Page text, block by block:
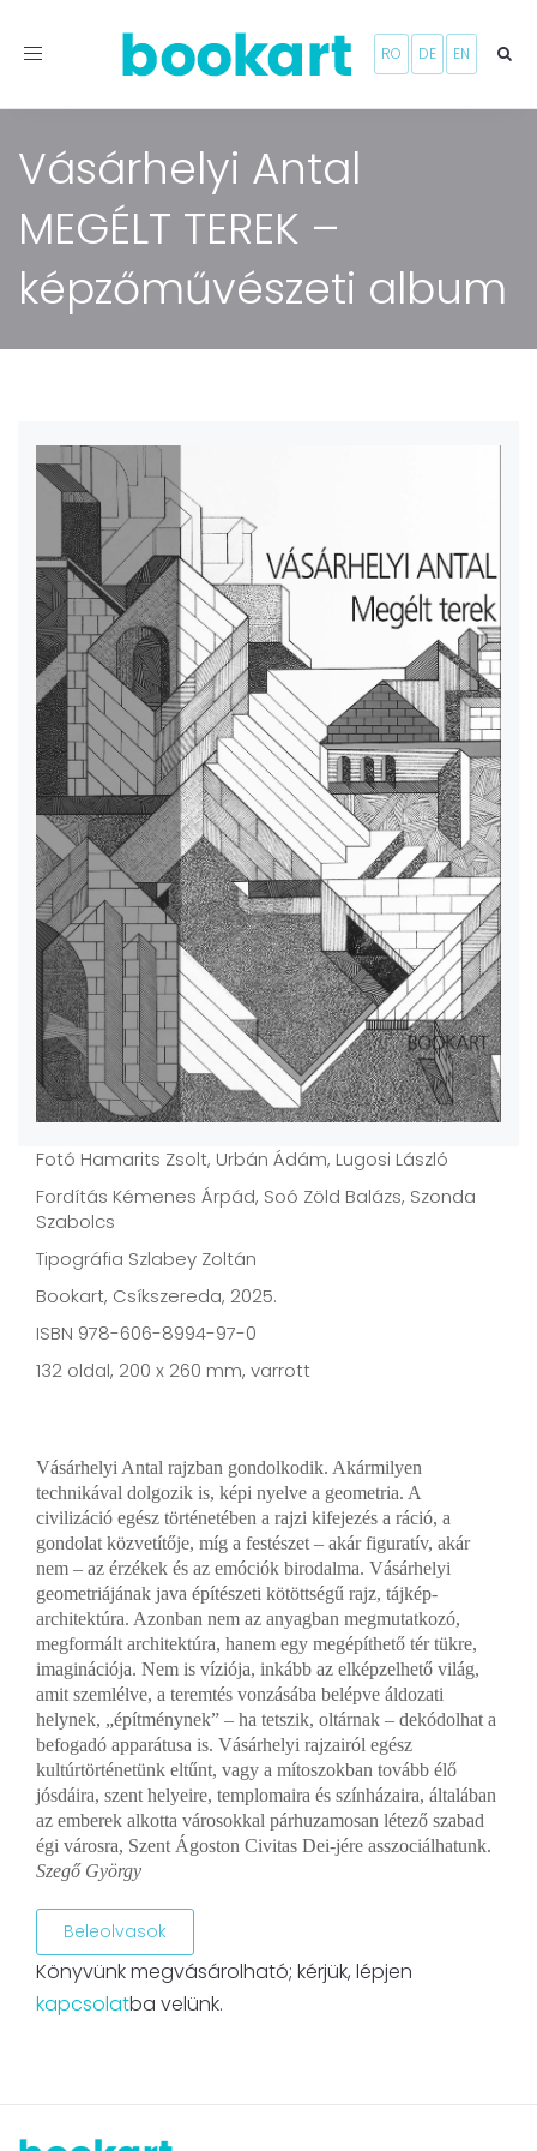
Toggle
RO DE EN
Vásárhelyi Antal
MEGÉLT TEREK –
képzőművészeti album
Fotó Hamarits Zsolt, Urbán Ádám, Lugosi László
Fordítás Kémenes Árpád, Soó Zöld Balázs, Szonda
Szabolcs
Tipográfia Szlabey Zoltán
Bookart, Csíkszereda, 2025.
ISBN 978-606-8994-97-0
132 oldal, 200 x 260 mm, varrott
Vásárhelyi Antal rajzban gondolkodik. Akármilyen
technikával dolgozik is, képi nyelve a geometria. A
civilizáció egész történetében a rajzi kifejezés a ráció, a
gondolat közvetítője, míg a festészet – akár figuratív, akár
nem – az érzékek és az emóciók birodalma. Vásárhelyi
geometriájának java építészeti kötöttségű rajz, tájkép-
architektúra. Azonban nem az anyagban megmutatkozó,
megformált architektúra, hanem egy megépíthető tér tükre,
imaginációja. Nem is víziója, inkább az elképzelhető világ,
amit szemlélve, a teremtés vonzásába belépve áldozati
helynek, „építménynek” – ha tetszik, oltárnak – dekódolhat a
befogadó apparátusa is. Vásárhelyi rajzairól egész
kultúrtörténetünk eltűnt, vagy a mítoszokban tovább élő
jósdáira, szent helyeire, templomaira és színházaira, általában
az emberek alkotta városokkal párhuzamosan létező szabad
égi városra, Szent Ágoston Civitas Dei-jére asszociálhatunk.
Szegő György
Beleolvasok
Könyvünk megvásárolható; kérjük, lépjen
kapcsolatba velünk.